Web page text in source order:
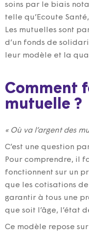
soins par le biais
telle qu’Ecoute
Les mutuelles sont
d’un fonds de
leur modèle et la
Comment
mutuelle ?
« Où va l’argent des
C’est une question
Pour comprendre, il
fonctionnent sur un
que les cotisations
garantir à tous une
que soit l’âge, l’état
Ce modèle repose